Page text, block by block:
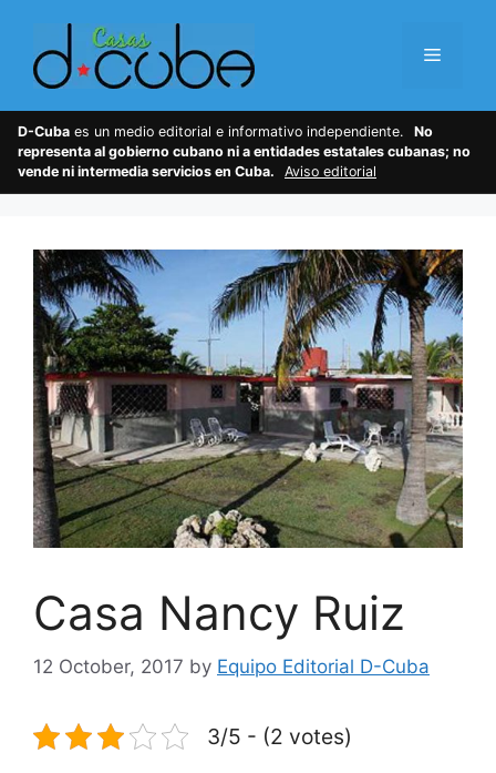
content
Menu
D-Cuba es un medio editorial e informativo independiente.
No
representa al gobierno cubano ni a entidades estatales cubanas; no
vende ni intermedia servicios en Cuba.
Aviso editorial
Casa Nancy Ruiz
12 October, 2017 by Equipo Editorial D-Cuba
3/5 - (2 votes)